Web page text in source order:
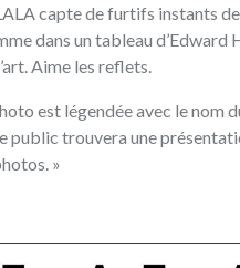
capte de furtifs instants
dans un tableau d’Edward
Aime les reflets.
est légendée avec le nom
public trouvera une
. »